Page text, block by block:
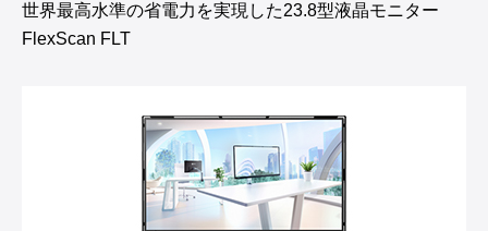
世界最高水準の省電力を実現した23.8型液晶モニター
FlexScan FLT